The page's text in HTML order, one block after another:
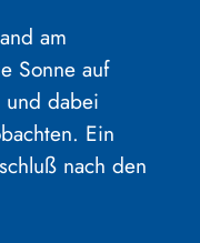
am
Sonne auf
und dabei
Ein
nach den